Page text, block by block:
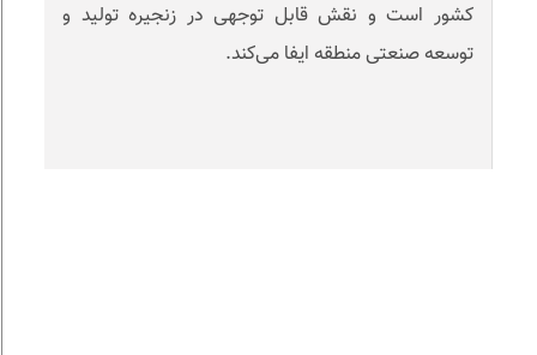
کشور است و نقش قابل توجهی در زنجیره تولید و
توسعه صنعتی منطقه ایفا می‌کند.